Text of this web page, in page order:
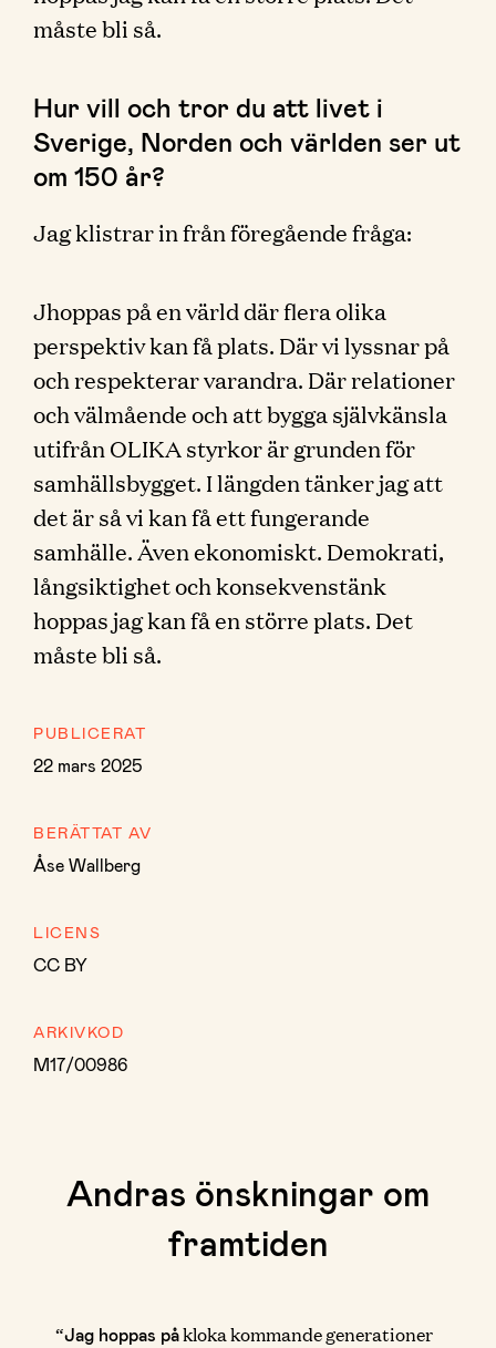
måste bli så.
Hur vill och tror du att livet i
Sverige, Norden och världen ser ut
om 150 år?
Jag klistrar in från föregående fråga:
Jhoppas på en värld där flera olika
perspektiv kan få plats. Där vi lyssnar på
och respekterar varandra. Där relationer
och välmående och att bygga självkänsla
utifrån OLIKA styrkor är grunden för
samhällsbygget. I längden tänker jag att
det är så vi kan få ett fungerande
samhälle. Även ekonomiskt. Demokrati,
långsiktighet och konsekvenstänk
hoppas jag kan få en större plats. Det
måste bli så.
PUBLICERAT
22 mars 2025
BERÄTTAT AV
Åse Wallberg
LICENS
CC BY
ARKIVKOD
M17/00986
Andras önskningar om
framtiden
“Jag hoppas påkloka kommande generationer